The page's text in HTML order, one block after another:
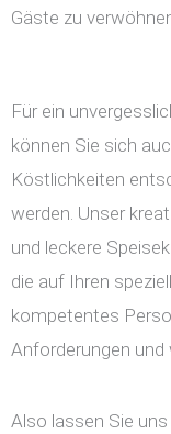
Gäste zu
Für ein
können Sie sich
Köstlichkeiten
werden. Unser
und leckere
die auf Ihren
kompetentes
Anforderungen und
Also lassen Sie